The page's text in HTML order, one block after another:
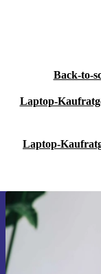
Back-to-
Laptop-
Laptop-